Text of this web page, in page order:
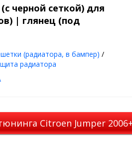
алюминиевая.,
L3H3, L4H2, L4H3
автомобиля, а также защитит
элементов во время
места, не требуя
сроками производства и
черной сеткой) для
| глянец (под
(радиатора, в бампер) /
радиатора
Citroen Jumper